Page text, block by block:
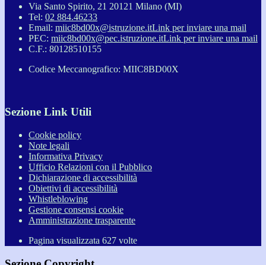
Via Santo Spirito, 21 20121 Milano (MI)
Tel: 02 884.46233
Email: miic8bd00x@istruzione.itLink per inviare una mail
PEC: miic8bd00x@pec.istruzione.itLink per inviare una mail
C.F.: 80128510155
Codice Meccanografico: MIIC8BD00X
Sezione Link Utili
Cookie policy
Note legali
Informativa Privacy
Ufficio Relazioni con il Pubblico
Dichiarazione di accessibilità
Obiettivi di accessibilità
Whistleblowing
Gestione consensi cookie
Amministrazione trasparente
Pagina visualizzata 627 volte